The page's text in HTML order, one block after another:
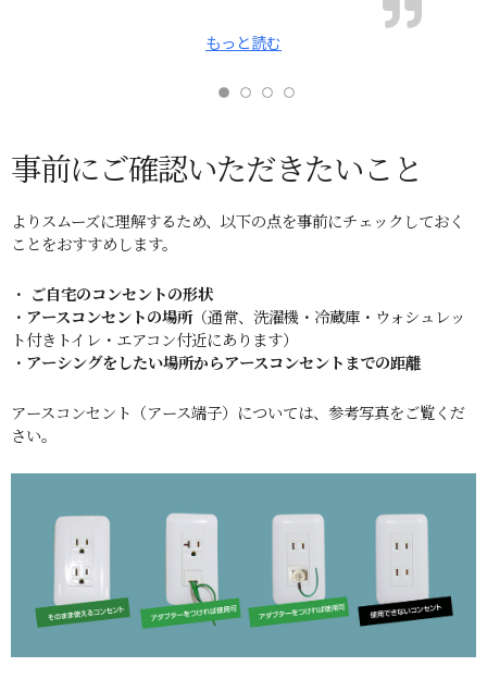
もっと読む
事前にご確認いただきたいこと
よりスムーズに理解するため、以下の点を事前にチェックしておく
ことをおすすめします。
・ ご自宅のコンセントの形状
・ アースコンセントの場所（通常、洗濯機・冷蔵庫・ウォシュレッ
ト付きトイレ・エアコン付近にあります）
・ アーシングをしたい場所からアースコンセントまでの距離
アースコンセント（アース端子）については、参考写真をご覧くだ
さい。